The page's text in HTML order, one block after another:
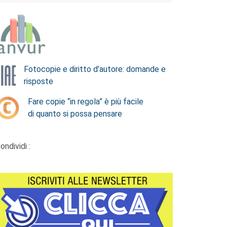
Fotocopie e diritto d’autore: domande e
risposte
Fare copie “in regola” è più facile
di quanto si possa pensare
: